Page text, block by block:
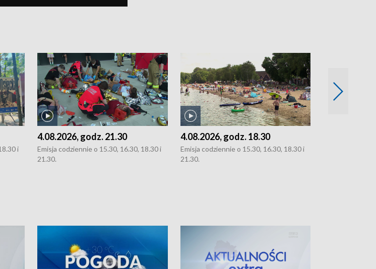
i
4.08.2026, godz. 21.30
Emisja codziennie o 15.30, 16.30, 18.30 i
21.30.
4.08.2026, godz. 18.30
Emisja codziennie o 15.30, 16.30, 18.30 i
21.30.